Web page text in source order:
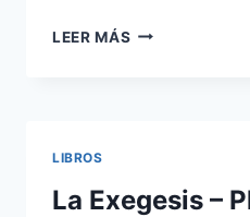
LEER MÁS CIVILIZACIÓN
LIBROS
La Exegesis –